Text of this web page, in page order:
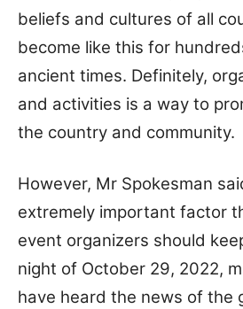
beliefs and cultures of all
become like this for
ancient times. Definitely,
and activities is a way to
the country and community.
However, Mr Spokesman
extremely important factor
event organizers should
night of October 29, 2022,
have heard the news of the